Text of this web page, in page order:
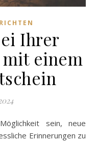
Ihrer
mit einem
Erinnerungen zu